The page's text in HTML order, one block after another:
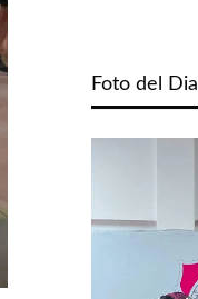
Foto del Dia